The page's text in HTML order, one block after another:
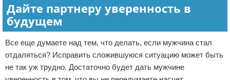
Дайте партнеру уверенность в
будущем
Все еще думаете над тем, что делать, если мужчина стал
отдаляться? Исправить сложившуюся ситуацию может быть
не так уж трудно. Достаточно будет дать мужчине